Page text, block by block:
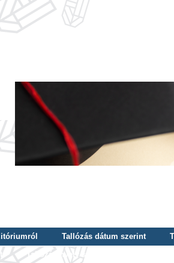
Tallózás dátum szerint
Tallózás nyelv szerint